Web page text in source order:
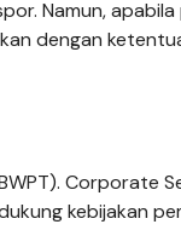
Namun,
dengan
Corporate
kebijakan